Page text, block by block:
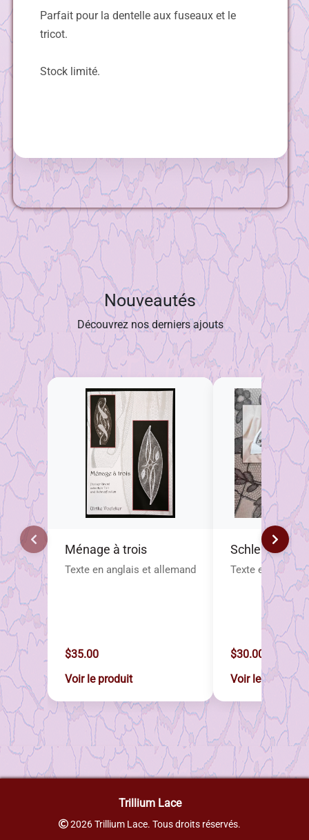
Parfait pour la dentelle aux fuseaux et le
tricot.
Stock limité.
Nouveautés
Découvrez nos derniers ajouts
Ménage à trois
Texte en anglais et allemand
$35.00
Voir le produit
Texte en anglais
$30.00
Voir le produit
Trillium Lace
2026 Trillium Lace. Tous droits réservés.